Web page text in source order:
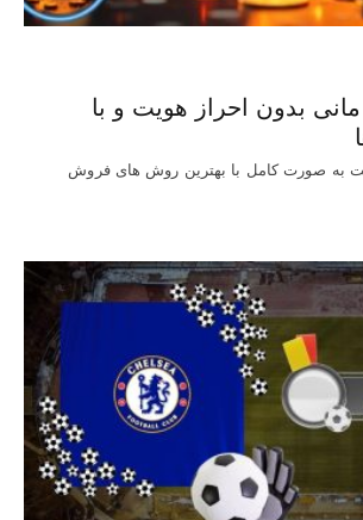
بدون احراز هویت و با
به صورت کامل با بهترین روش‌ های فروش